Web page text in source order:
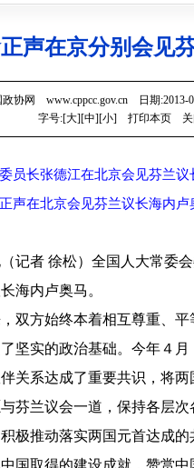
声在京分别会见
政协网 www.cppcc.gov.cn 日期
字号:[大][中][小] 打印本页
员长张德江在北京会见芬兰
声在北京会见芬兰议长海内
记者 徐松）全国人大常委
海内卢奥马。
双方始终本着相互尊重、
坚实的政治基础。今年４
关系达成了重要共识，将
芬兰议会一道，保持各层
极推动落实两国元首达成的
国取得的建设成就，赞赏